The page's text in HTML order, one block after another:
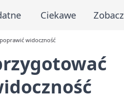
Ciekawe Zobacz
widoczność